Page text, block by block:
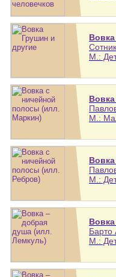
М.:
М.:
М.:
Барто
М.: